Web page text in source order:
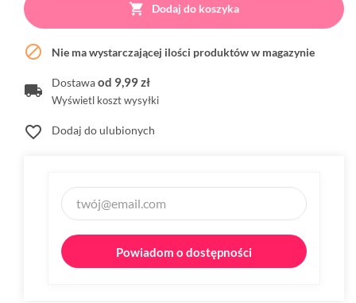
 Dodaj do koszyka
 Nie ma wystarczającej ilości produktów w magazynie
Dostawaod 9,99 zł
Wyświetl koszt wysyłki
favorite_border Dodaj do ulubionych
Powiadom o dostępności